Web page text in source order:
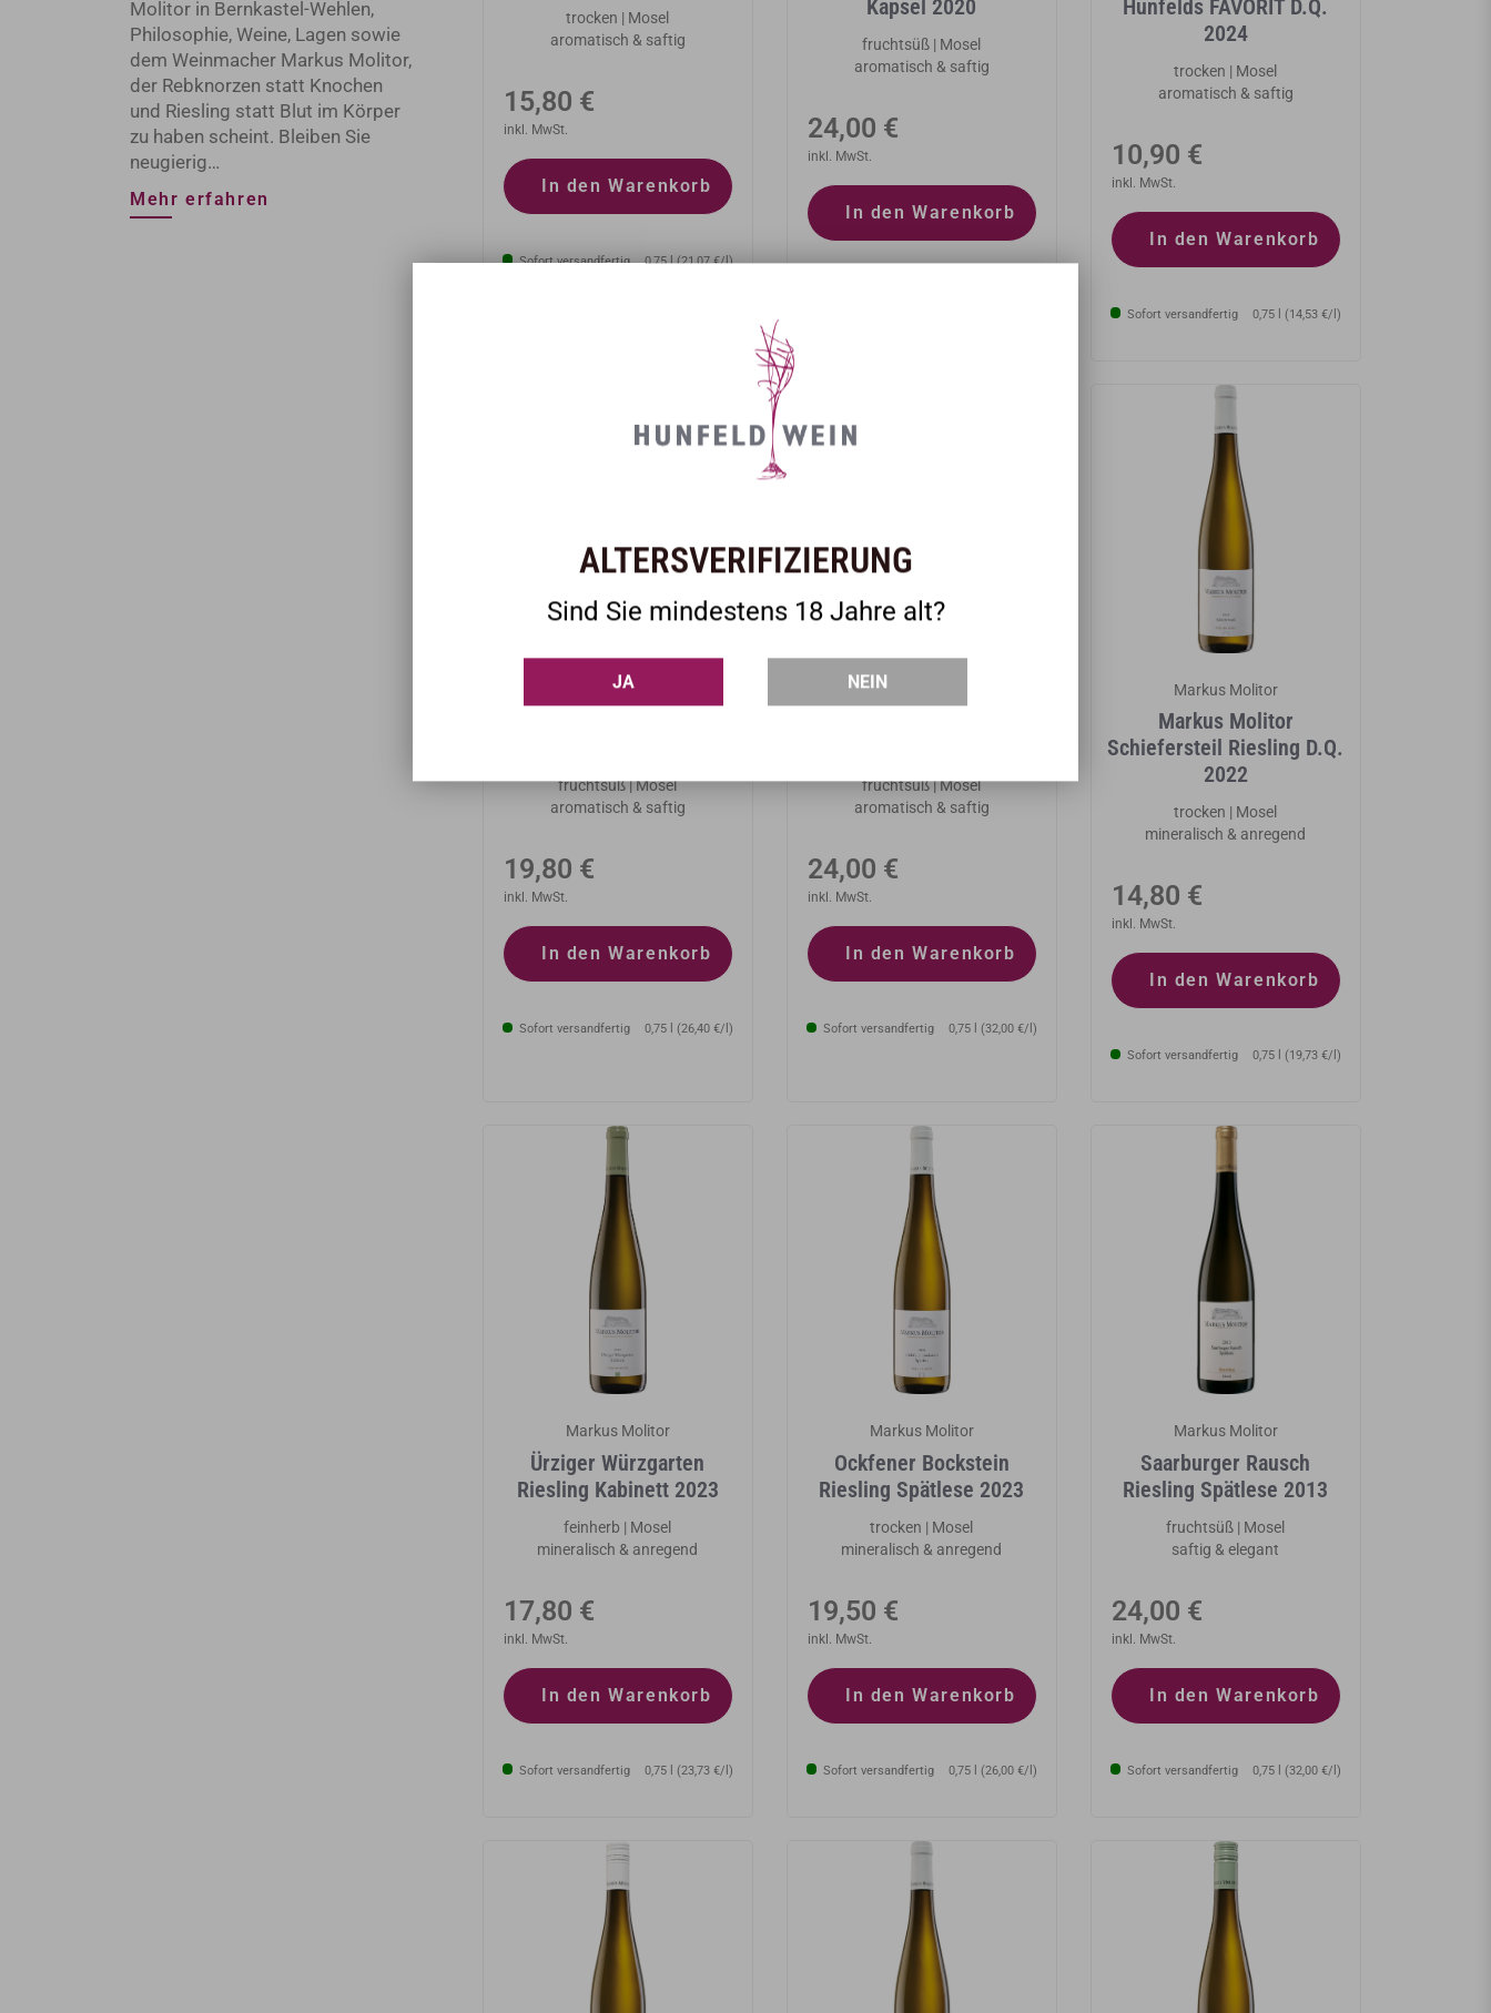
Molitor in Bernkastel-Wehlen,
Philosophie, Weine, Lagen sowie
dem Weinmacher Markus Molitor,
der Rebknorzen statt Knochen
und Riesling statt Blut im Körper
zu haben scheint. Bleiben Sie
neugierig…
Mehr erfahren
trocken | Mosel
aromatisch & saftig
Normaler
Preis
15,80 €
inkl. MwSt.
In den Warenkorb
Sofort versandfertig 0,75 l (21,07 €/l)
Kapsel 2020
fruchtsüß | Mosel
aromatisch & saftig
Normaler
Preis
24,00 €
inkl. MwSt.
In den Warenkorb
Hunfelds FAVORIT D.Q.
2024
trocken | Mosel
aromatisch & saftig
Normaler
Preis
10,90 €
inkl. MwSt.
In den Warenkorb
Sofort versandfertig 0,75 l (14,53 €/l)
Markus Molitor
fruchtsüß | Mosel
aromatisch & saftig
Normaler
Preis
19,80 €
inkl. MwSt.
In den Warenkorb
Sofort versandfertig 0,75 l (26,40 €/l)
Markus Molitor
fruchtsüß | Mosel
aromatisch & saftig
Normaler
Preis
24,00 €
inkl. MwSt.
In den Warenkorb
Sofort versandfertig 0,75 l (32,00 €/l)
Markus Molitor
Markus Molitor
Schiefersteil Riesling D.Q.
2022
trocken | Mosel
mineralisch & anregend
Normaler
Preis
14,80 €
inkl. MwSt.
In den Warenkorb
Sofort versandfertig 0,75 l (19,73 €/l)
Markus Molitor
Ürziger Würzgarten
Riesling Kabinett 2023
feinherb | Mosel
mineralisch & anregend
Normaler
Preis
17,80 €
inkl. MwSt.
In den Warenkorb
Sofort versandfertig 0,75 l (23,73 €/l)
Markus Molitor
Ockfener Bockstein
Riesling Spätlese 2023
trocken | Mosel
mineralisch & anregend
Normaler
Preis
19,50 €
inkl. MwSt.
In den Warenkorb
Sofort versandfertig 0,75 l (26,00 €/l)
Markus Molitor
Saarburger Rausch
Riesling Spätlese 2013
fruchtsüß | Mosel
saftig & elegant
Normaler
Preis
24,00 €
inkl. MwSt.
In den Warenkorb
Sofort versandfertig 0,75 l (32,00 €/l)
ALTERSVERIFIZIERUNG
Sind Sie mindestens 18 Jahre alt?
JA NEIN